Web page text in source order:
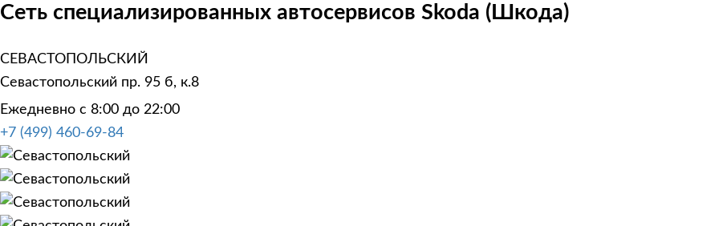
Сеть специализированных автосервисов Skoda (Шкода)
СЕВАСТОПОЛЬСКИЙ
Севастопольский пр. 95 б, к.8
Ежедневно с 8:00 до 22:00
+7 (499) 460-69-84